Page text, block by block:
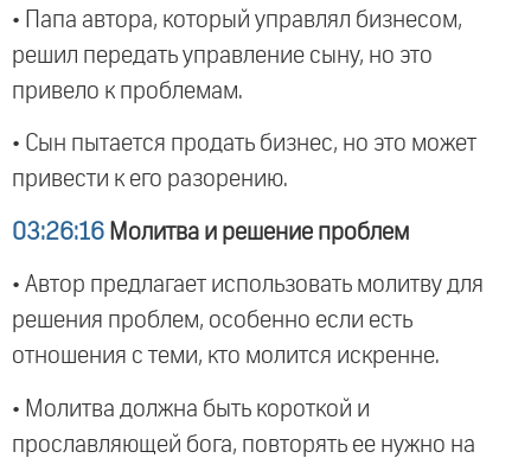
• Папа автора, который управлял бизнесом,
решил передать управление сыну, но это
привело к проблемам.
• Сын пытается продать бизнес, но это может
привести к его разорению.
03:26:16 Молитва и решение проблем
• Автор предлагает использовать молитву для
решения проблем, особенно если есть
отношения с теми, кто молится искренне.
• Молитва должна быть короткой и
прославляющей бога, повторять ее нужно на